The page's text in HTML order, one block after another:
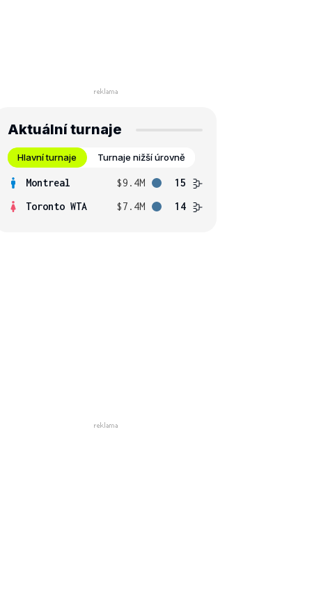
Aktuální turnaje
Hlavní turnaje Turnaje nižší úrovně
Montreal $9.4M
15
Toronto WTA
$7.4M 14